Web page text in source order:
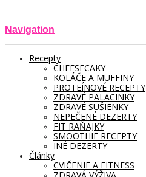
Navigation
Recepty
CHEESECAKY
KOLÁČE A MUFFINY
PROTEÍNOVÉ RECEPTY
ZDRAVÉ PALACINKY
ZDRAVÉ SUŠIENKY
NEPEČENÉ DEZERTY
FIT RAŇAJKY
SMOOTHIE RECEPTY
INÉ DEZERTY
Články
CVIČENIE A FITNESS